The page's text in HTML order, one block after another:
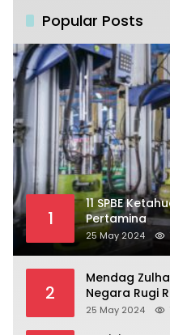
Popular Posts
1
11 SPBE
Pertamina
25 May 2024
2
Mendag
Negara Rugi
25 May 2024